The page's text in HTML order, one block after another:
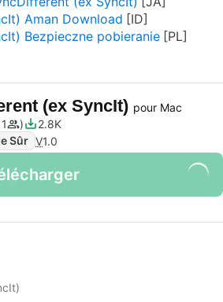
Aman Download
Bezpieczne pobieranie
(ex SyncIt) pour Mac
2.8K
Sûr V1.0